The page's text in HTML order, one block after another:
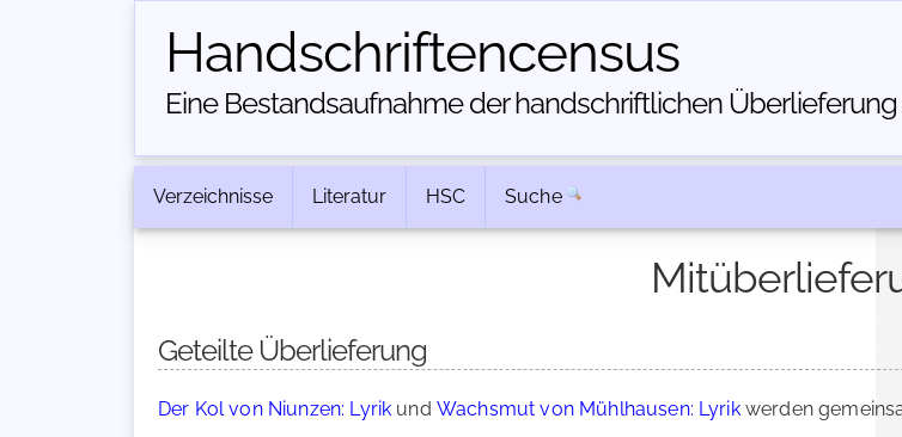
Handschriften­census
Eine Bestandsaufnahme der handschriftlichen
Verzeichnisse Literatur HSC Suche
Geteilte Überlieferung
Der Kol von Niunzen: Lyrik und Wachsmut von Mühlhausen: Lyrikwerden